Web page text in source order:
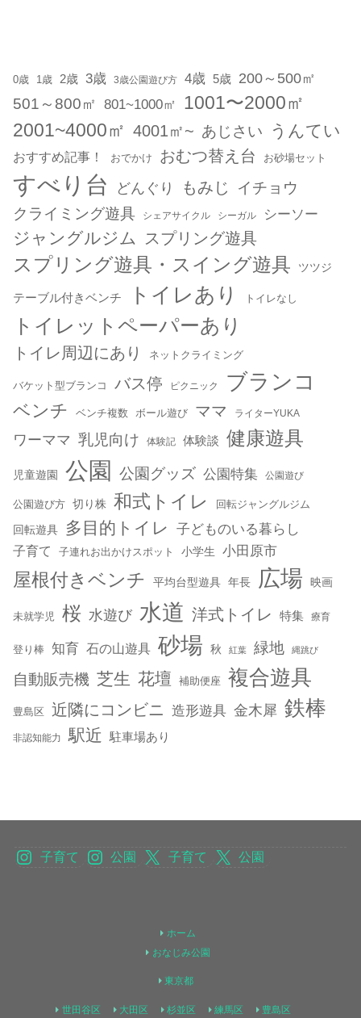
0歳 1歳 2歳 3歳 3歳公園遊び方 4歳 5歳 200～500㎡
501～800㎡ 801~1000㎡
1001〜2000㎡
2001~4000㎡ 4001㎡~ あじさい うんてい
おすすめ記事！ おでかけ おむつ替え台 お砂場セット
すべり台 どんぐり もみじ
イチョウ
クライミング遊具
シェアサイクル シーガル シーソー
ジャングルジム スプリング遊具
スプリング遊具・スイング遊具 ツツジ
テーブル付きベンチ トイレあり トイレなし
トイレットペーパーあり
トイレ周辺にあり ネットクライミング
バケット型ブランコ バス停 ピクニック ブランコ
ベンチ ベンチ複数 ボール遊び ママ ライターYUKA
ワーママ 乳児向け 体験記 体験談 健康遊具
児童遊園 公園 公園グッズ 公園特集 公園遊び
公園遊び方 切り株 和式トイレ 回転ジャングルジム
回転遊具 多目的トイレ 子どものいる暮らし
子育て 子連れお出かけスポット 小学生 小田原市
屋根付きベンチ 平均台型遊具 年長 広場 映画
未就学児 桜 水遊び 水道 洋式トイレ 特集 療育
登り棒 知育 石の山遊具 砂場 秋 紅葉 緑地 縄跳び
自動販売機 芝生 花壇 補助便座 複合遊具
豊島区 近隣にコンビニ 造形遊具 金木犀 鉄棒
非認知能力 駅近 駐車場あり
子育て 公園 子育て 公園
ホーム
おなじみ公園
東京都
世田谷区 大田区 杉並区 練馬区 豊島区